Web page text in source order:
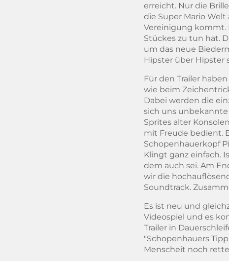
erreicht. Nur die
die Super Mario
Vereinigung kommt.
Stückes zu tun hat.
um das neue
Hipster über Hipster
Für den Trailer
wie beim
Dabei werden die
sich uns
Sprites alter
mit Freude bedient.
Schopenhauerkopf
Klingt ganz einfach.
dem auch sei. Am
wir die
Soundtrack.
Es ist neu und
Videospiel und es
Trailer in
"Schopenhauers
Menscheit noch